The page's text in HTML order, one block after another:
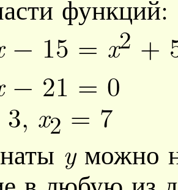
функций:
− 15 = x2 +
− 21 = 0
x2 = 7
yможно